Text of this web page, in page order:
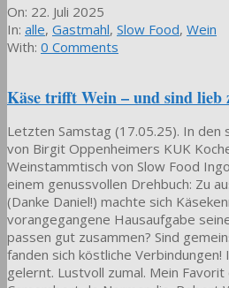
2025-
07-
22
On: 22. Juli 2025
In: alle, Gastmahl, Slow Food, Wein
With: 0 Comments
Käse trifft Wein – und sind lieb
Letzten Samstag (17.05.25). In den
von Birgit Oppenheimers KUK
Weinstammtisch von Slow Food
einem genussvollen Drehbuch: Zu
(Danke Daniel!) machte sich
vorangegangene Hausaufgabe
passen gut zusammen? Sind
fanden sich köstliche Verbindungen!
gelernt. Lustvoll zumal. Mein